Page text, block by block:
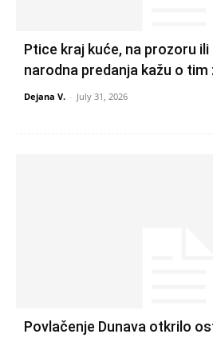
Ptice kraj kuće, na prozoru
narodna predanja kažu o tim
Dejana V. - July 31, 2026
Povlačenje Dunava otkrilo